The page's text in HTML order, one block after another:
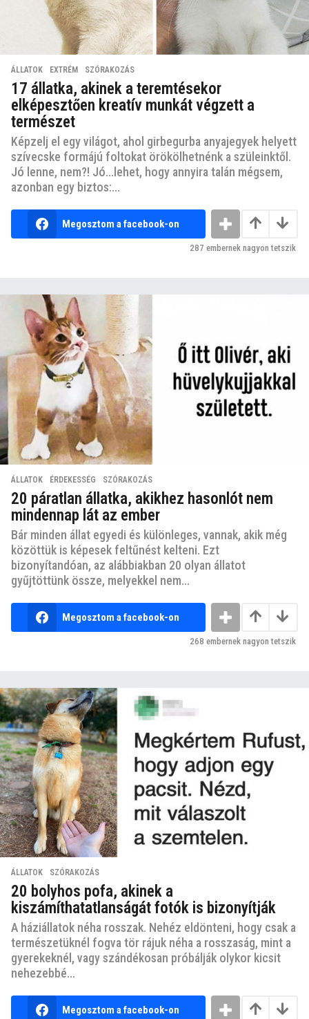
ÁLLATOK ,EXTRÉM ,SZÓRAKOZÁS
17 állatka, akinek a teremtésekor
elképesztően kreatív munkát végzett a
természet
Képzelj el egy világot, ahol girbegurba anyajegyek helyett
szívecske formájú foltokat örökölhetnénk a szüleinktől.
Jó lenne, nem?! Jó...lehet, hogy annyira talán mégsem,
azonban egy biztos:...
Megosztom a facebook-on
287 embernek nagyon tetszik
ÁLLATOK ,ÉRDEKESSÉG ,SZÓRAKOZÁS
20 páratlan állatka, akikhez hasonlót nem
mindennap lát az ember
Bár minden állat egyedi és különleges, vannak, akik még
közöttük is képesek feltűnést kelteni. Ezt
bizonyítandóan, az alábbiakban 20 olyan állatot
gyűjtöttünk össze, melyekkel nem...
Megosztom a facebook-on
268 embernek nagyon tetszik
ÁLLATOK ,SZÓRAKOZÁS
20 bolyhos pofa, akinek a
kiszámíthatatlanságát fotók is bizonyítják
A háziállatok néha rosszak. Nehéz eldönteni, hogy csak a
természetüknél fogva tör rájuk néha a rosszaság, mint a
gyerekeknél, vagy szándékosan próbálják olykor kicsit
nehezebbé...
Megosztom a facebook-on